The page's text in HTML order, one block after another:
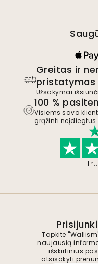
Greitas ir
pristatymas
Užsakymai
100 %
Visiems savo
grąžinti
Tapkite
naujausią
išskirtinius
atsisakyti